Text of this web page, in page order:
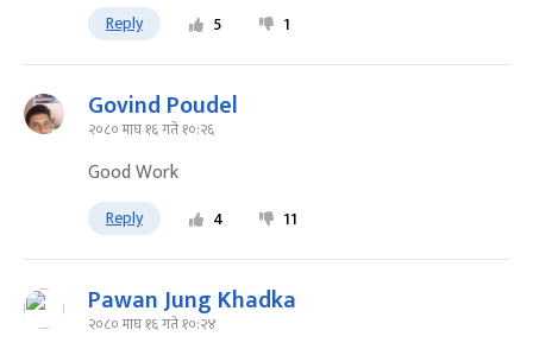
Reply 5 1
Govind Poudel
२०८० माघ १६ गते १०:२६
Good Work
Reply 4 11
Pawan Jung Khadka
२०८० माघ १६ गते १०:२४